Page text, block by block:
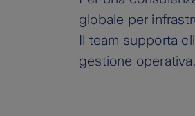
globale per
Il team supporta
gestione operativa.